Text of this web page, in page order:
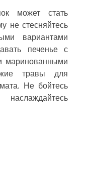
может стать
не стесняйтесь
вариантами
печенье с
маринованными
травы для
Не бойтесь